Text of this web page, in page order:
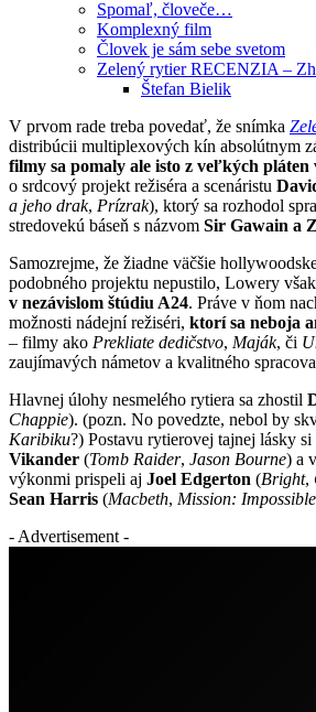
Spomaľ, človeče…
Komplexný film
Človek je sám sebe svetom
Zelený rytier RECENZIA –
Štefan Bielik
V prvom rade treba povedať, že snímka
distribúcii multiplexových kín absolútnym
filmy sa pomaly ale isto z veľkých pláten
o srdcový projekt režiséra a scenáristu
a jeho drak, Prízrak), ktorý sa rozhodol
stredovekú báseň s názvom Sir Gawain a
Samozrejme, že žiadne väčšie
podobného projektu nepustilo, Lowery
v nezávislom štúdiu A24. Práve v ňom
možnosti nádejní režiséri, ktorí sa neboja
– filmy ako Prekliate dedičstvo, Maják, či
zaujímavých námetov a kvalitného
Hlavnej úlohy nesmelého rytiera sa zhostil
Chappie). (pozn. No povedzte, nebol by
Karibiku?) Postavu rytierovej tajnej lásky si
Vikander (Tomb Raider, Jason Bourne) a
výkonmi prispeli aj Joel Edgerton (Bright,
Sean Harris (Macbeth, Mission:
- Advertisement -